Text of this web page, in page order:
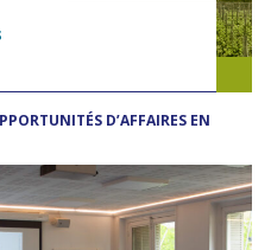
D’AFFAIRES EN